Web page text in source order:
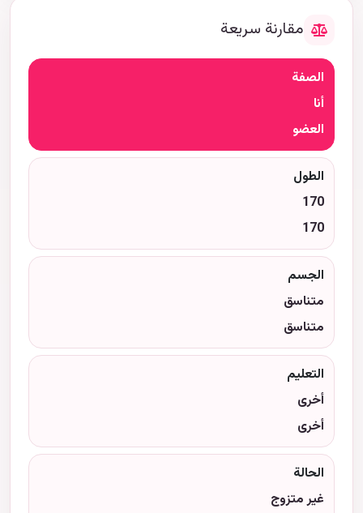
مقارنة سريعة
الصفة
أنا
العضو
الطول
170
170
الجسم
متناسق
متناسق
التعليم
أخرى
أخرى
الحالة
غير متزوج